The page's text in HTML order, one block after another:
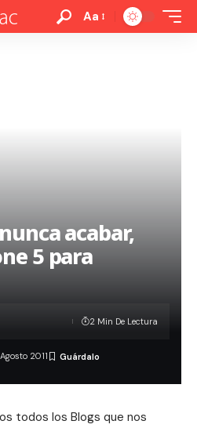
Aa
acabar,
5 para
2011
2 Min De Lectura
todos los Blogs que nos